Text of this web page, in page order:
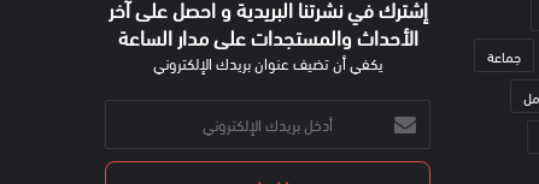
جماعة
إشترك في نشرتنا البريدية و احصل على آخر
الأحداث والمستجدات على مدار الساعة
يكفي أن تضيف عنوان بريدك الإلكتروني
أدخل
بريدك
الإلكتروني